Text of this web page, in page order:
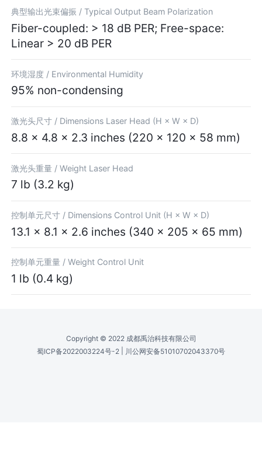
典型输出光束偏振 /Typical Output Beam Polarization
Fiber-coupled: > 18 dB PER; Free-space:
Linear > 20 dB PER
环境湿度 / Environmental Humidity
95% non-condensing
激光头尺寸 / Dimensions Laser Head (H × W × D)
8.8 × 4.8 × 2.3 inches (220 × 120 × 58 mm)
激光头重量 /Weight Laser Head
7 lb (3.2 kg)
控制单元尺寸 / Dimensions Control Unit (H × W × D)
13.1 × 8.1 × 2.6 inches (340 × 205 × 65 mm)
控制单元重量 /Weight Control Unit
1 lb (0.4 kg)
Copyright © 2022 成都禹治科技有限公司
蜀ICP备2022003224号-2
川公网安备51010702043370号